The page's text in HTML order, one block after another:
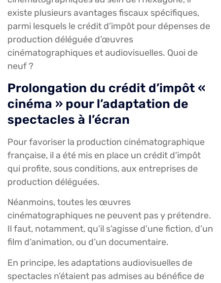
existe plusieurs avantages fiscaux spécifiques,
parmi lesquels le crédit d’impôt pour dépenses de
production déléguée d’œuvres
cinématographiques et audiovisuelles. Quoi de
neuf ?
Prolongation du crédit d’impôt «
cinéma » pour l’adaptation de
spectacles à l’écran
Pour favoriser la production cinématographique
française, il a été mis en place un crédit d’impôt
qui profite, sous conditions, aux entreprises de
production déléguées.
Néanmoins, toutes les œuvres
cinématographiques ne peuvent pas y prétendre.
Il faut, notamment, qu’il s’agisse d’une fiction, d’un
film d’animation, ou d’un documentaire.
En principe, les adaptations audiovisuelles de
spectacles n’étaient pas admises au bénéfice de